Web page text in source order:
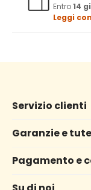
Entro14
Leggi
Servizio clienti
Garanzie e
Pagamento e